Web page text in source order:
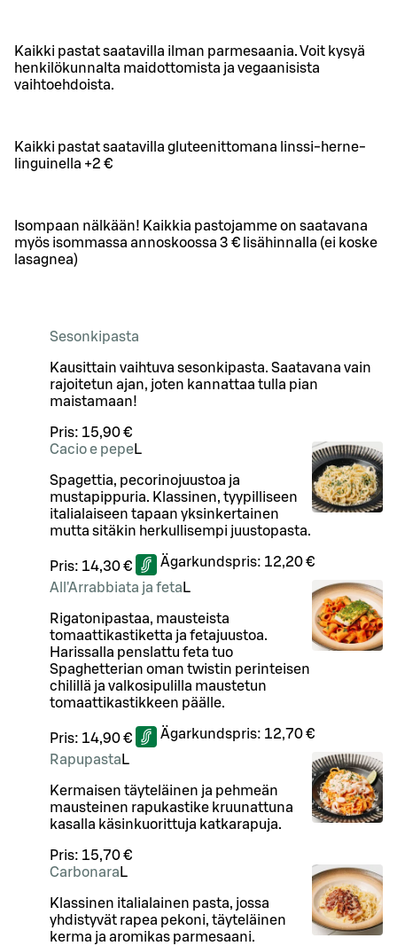
Kaikki pastat saatavilla ilman parmesaania. Voit kysyä
henkilökunnalta maidottomista ja vegaanisista
vaihtoehdoista.
Kaikki pastat saatavilla gluteenittomana linssi-herne-
linguinella +2 €
Isompaan nälkään! Kaikkia pastojamme on saatavana
myös isommassa annoskoossa 3 € lisähinnalla (ei koske
lasagnea)
Sesonkipasta
Kausittain vaihtuva sesonkipasta. Saatavana vain
rajoitetun ajan, joten kannattaa tulla pian
maistamaan!
Pris: 15,90 €
Cacio e pepeL
Spagettia, pecorinojuustoa ja
mustapippuria. Klassinen, tyypilliseen
italialaiseen tapaan yksinkertainen
mutta sitäkin herkullisempi juustopasta.
Pris: 14,30 € Ägarkundspris: 12,20 €
All'Arrabbiata ja feta L
Rigatonipastaa, mausteista
tomaattikastiketta ja fetajuustoa.
Harissalla penslattu feta tuo
Spaghetterian oman twistin perinteisen
chilillä ja valkosipulilla maustetun
tomaattikastikkeen päälle.
Pris: 14,90 € Ägarkundspris: 12,70 €
Rapupasta L
Kermaisen täyteläinen ja pehmeän
mausteinen rapukastike kruunattuna
kasalla käsinkuorittuja katkarapuja.
Pris: 15,70 €
Carbonara L
Klassinen italialainen pasta, jossa
yhdistyvät rapea pekoni, täyteläinen
kerma ja aromikas parmesaani.